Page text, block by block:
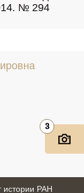
№ 294
3
истории РАН